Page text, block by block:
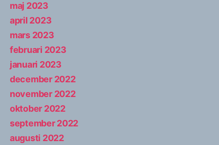
maj 2023
april 2023
mars 2023
februari 2023
januari 2023
december 2022
november 2022
oktober 2022
september 2022
augusti 2022